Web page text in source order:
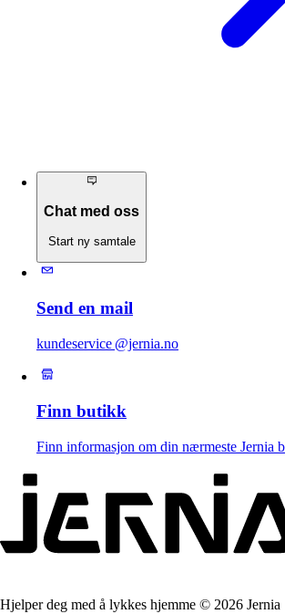
Chat med oss
Start ny samtale
Send en mail
kundeservice @jernia.no
Finn butikk
Finn informasjon om din nærmeste Jernia
Hjelper deg med å lykkes hjemme © 2026 Jernia